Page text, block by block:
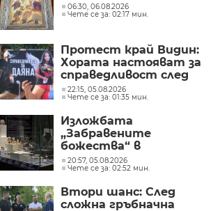
Теменужка Петкова:
06:30, 06.08.2026
Чете се за: 02:17 мин.
Протест край Видин:
Хората настояват за
справедливост след
смърт на пътя
22:15, 05.08.2026
Чете се за: 01:35 мин.
Изложбата
„Забравените
божества“ в
Националния
археологически
БАН
20:57, 05.08.2026
Чете се за: 02:52 мин.
Втори шанс: След
сложна гръбначна